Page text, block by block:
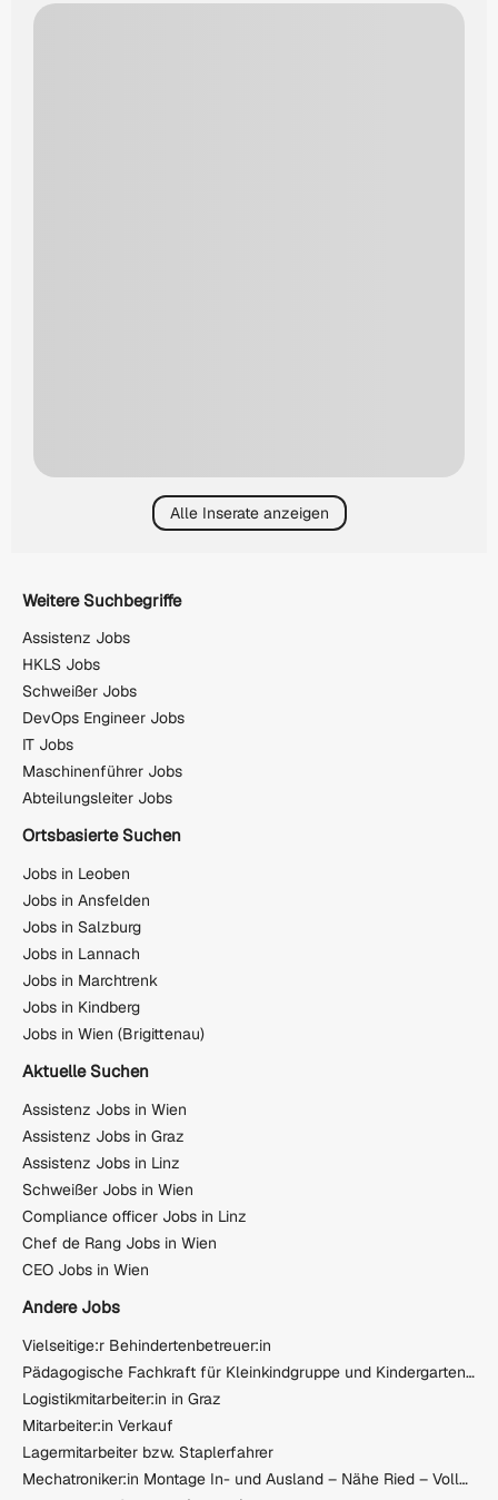
Alle Inserate anzeigen
Weitere Suchbegriffe
Assistenz Jobs
HKLS Jobs
Schweißer Jobs
DevOps Engineer Jobs
IT Jobs
Maschinenführer Jobs
Abteilungsleiter Jobs
Ortsbasierte Suchen
Jobs in Leoben
Jobs in Ansfelden
Jobs in Salzburg
Jobs in Lannach
Jobs in Marchtrenk
Jobs in Kindberg
Jobs in Wien (Brigittenau)
Aktuelle Suchen
Assistenz Jobs in Wien
Assistenz Jobs in Graz
Assistenz Jobs in Linz
Schweißer Jobs in Wien
Compliance officer Jobs in Linz
Chef de Rang Jobs in Wien
CEO Jobs in Wien
Andere Jobs
Vielseitige:r Behindertenbetreuer:in
Pädagogische Fachkraft für Kleinkindgruppe und Kindergarten (Elementarpädagogin)
Logistikmitarbeiter:in in Graz
Mitarbeiter:in Verkauf
Lagermitarbeiter bzw. Staplerfahrer
Mechatroniker:in Montage In- und Ausland – Nähe Ried – Vollzeit (m/w/d)